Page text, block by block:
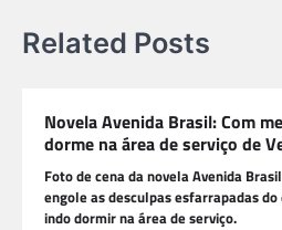
Related Posts
Novela Avenida Brasil: Com
dorme na área de serviço de
Foto de cena da novela Avenida
engole as desculpas esfarrapadas
indo dormir na área de serviço.